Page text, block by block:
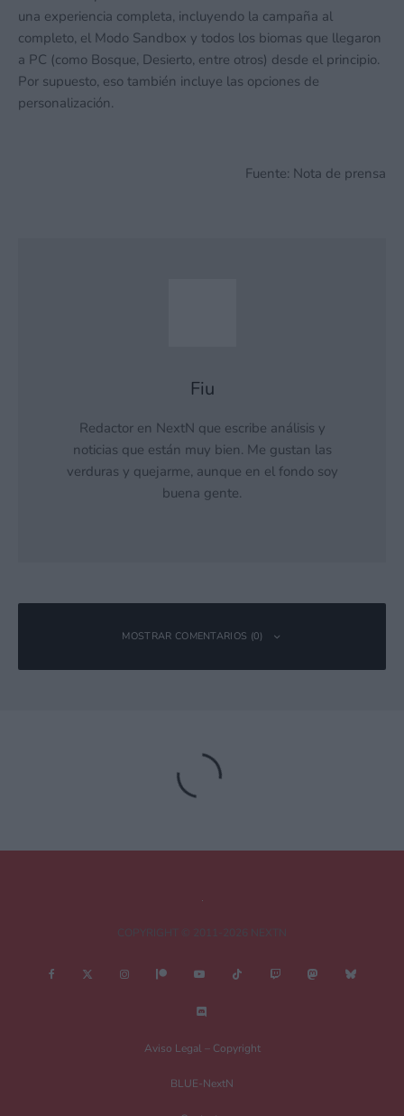
una experiencia completa, incluyendo la campaña al
completo, el Modo Sandbox y todos los biomas que llegaron
a PC (como Bosque, Desierto, entre otros) desde el principio.
Por supuesto, eso también incluye las opciones de
personalización.
Fuente: Nota de prensa
Fiu
Redactor en NextN que escribe análisis y
noticias que están muy bien. Me gustan las
verduras y quejarme, aunque en el fondo soy
buena gente.
MOSTRAR COMENTARIOS (0)
Tu dirección de correo electrónico no será publicada.
obligatorios están marcados con*
Aviso Legal – Copyright
BLUE-NextN